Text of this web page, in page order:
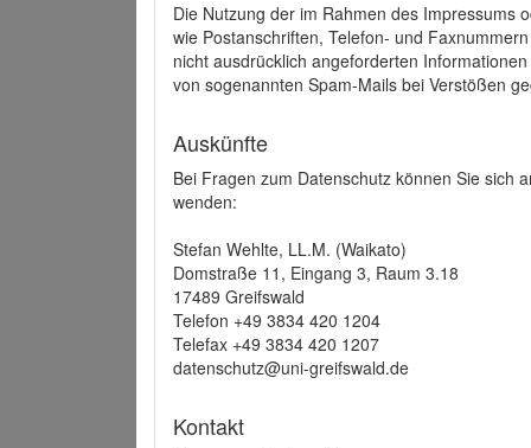
Die Nutzung der im Rahmen des Impressums
wie Postanschriften, Telefon- und
nicht ausdrücklich angeforderten
von sogenannten Spam-Mails bei Verstößen
Auskünfte
Bei Fragen zum Datenschutz können Sie sich
wenden:
Stefan Wehlte, LL.M. (Waikato)
Domstraße 11, Eingang 3, Raum 3.18
17489 Greifswald
Telefon +49 3834 420 1204
Telefax +49 3834 420 1207
datenschutz@uni-greifswald.de
Kontakt